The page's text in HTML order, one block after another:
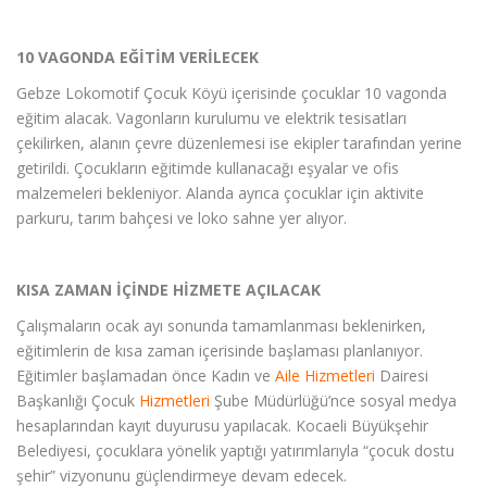
10 VAGONDA EĞİTİM VERİLECEK
Gebze Lokomotif Çocuk Köyü içerisinde çocuklar 10 vagonda
eğitim alacak. Vagonların kurulumu ve elektrik tesisatları
çekilirken, alanın çevre düzenlemesi ise ekipler tarafından yerine
getirildi. Çocukların eğitimde kullanacağı eşyalar ve ofis
malzemeleri bekleniyor. Alanda ayrıca çocuklar için aktivite
parkuru, tarım bahçesi ve loko sahne yer alıyor.
KISA ZAMAN İÇİNDE HİZMETE AÇILACAK
Çalışmaların ocak ayı sonunda tamamlanması beklenirken,
eğitimlerin de kısa zaman içerisinde başlaması planlanıyor.
Eğitimler başlamadan önce Kadın ve Aile Hizmetleri Dairesi
Başkanlığı Çocuk Hizmetleri Şube Müdürlüğü’nce sosyal medya
hesaplarından kayıt duyurusu yapılacak. Kocaeli Büyükşehir
Belediyesi, çocuklara yönelik yaptığı yatırımlarıyla “çocuk dostu
şehir” vizyonunu güçlendirmeye devam edecek.